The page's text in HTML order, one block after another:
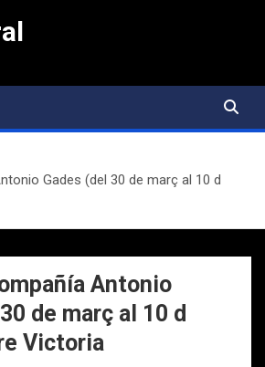
Gades (del 30 de març al 10 d
Antonio
de març al 10 d
Victoria